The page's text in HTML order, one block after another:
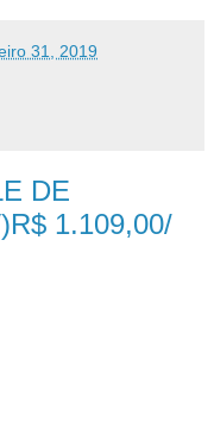
31, 2019
DE
1.109,00/